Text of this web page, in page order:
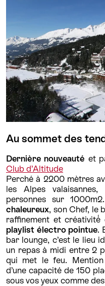
Au sommet des
Dernière nouveauté et
Club d’Altitude
Perché à 2200 mètres
les Alpes
personnes sur
chaleureux, son Chef, le
raffinement et
playlist électro pointue.
bar lounge, c’est le lieu
un repas à midi entre 2
qui met le feu. Mention
d’une capacité de 150
sous vos yeux comme